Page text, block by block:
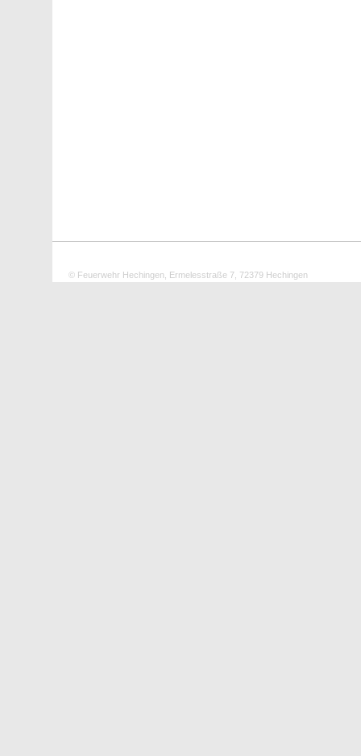
© Feuerwehr Hechingen, Ermelesstraße 7, 72379 Hechingen